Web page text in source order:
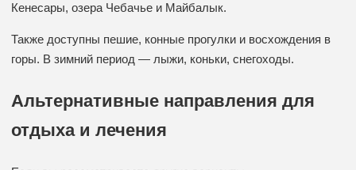
Кенесары, озера Чебачье и Майбалык.
Также доступны пешие, конные прогулки и восхождения в
горы. В зимний период — лыжи, коньки, снегоходы.
Альтернативные направления для
отдыха и лечения